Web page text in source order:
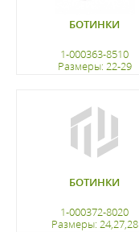
БОТИНКИ
1-000363-8510
Размеры: 22-29
БОТИНКИ
1-000372-8020
Размеры: 24,27,28